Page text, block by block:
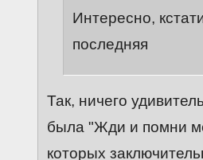
Интересно,
последняя
Так, ничего
была "Жди и помни
которых